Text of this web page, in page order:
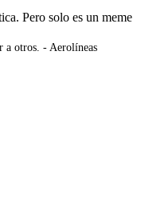
Pero solo es un meme
a otros. - Aerolíneas